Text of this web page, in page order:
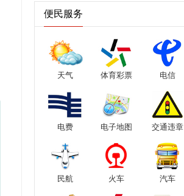
便民服务
天气 体育彩票 电信
电费 电子地图 交通违章
民航 火车 汽车